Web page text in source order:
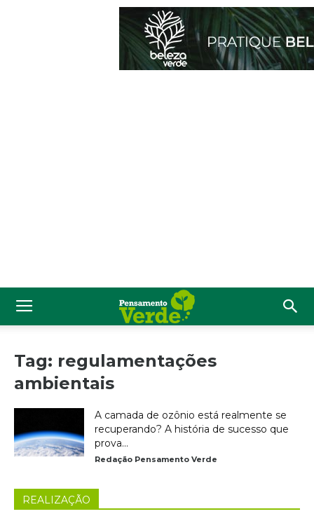
Tag: regulamentações
ambientais
A camada de ozônio está realmente se
recuperando? A história de sucesso que
prova...
Redação Pensamento Verde
REALIZAÇÃO